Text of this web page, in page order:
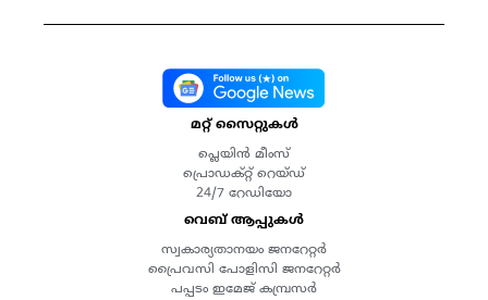
മറ്റ് സൈറ്റുകൾ
പ്ലെയിൻ മീംസ്
പ്രൊഡക്റ്റ് റെയ്ഡ്
24/7 റേഡിയോ
വെബ് ആപ്പുകൾ
സ്വകാര്യതാനയം ജനറേറ്റർ
പ്രൈവസി പോളിസി ജനറേറ്റർ
പപ്പടം ഇമേജ് കമ്പ്രസർ